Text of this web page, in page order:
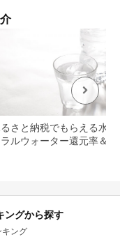
さと納税でもらえる水・
ルウォーター還元率＆レ
ングから探す
キング